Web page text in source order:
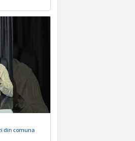
din comuna